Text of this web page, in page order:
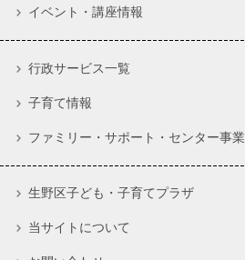
イベント・講座情報
行政サービス一覧
子育て情報
ファミリー・サポート・センター事業
生野区子ども・子育てプラザ
当サイトについて